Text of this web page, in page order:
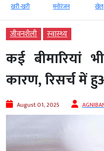
खरी-खरी मनोरंजन खेल
जीवनशैली स्‍वास्‍थ्‍य
कई बीमारियां
कारण, रिसर्च में
August 01, 2025